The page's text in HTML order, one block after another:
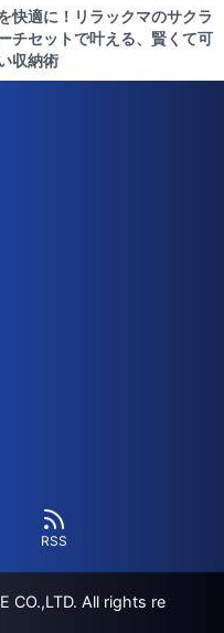
快適に！リラックマのサクラ
チセットで叶える、賢くて可
収納術
RSS
CO.,LTD. All rights re